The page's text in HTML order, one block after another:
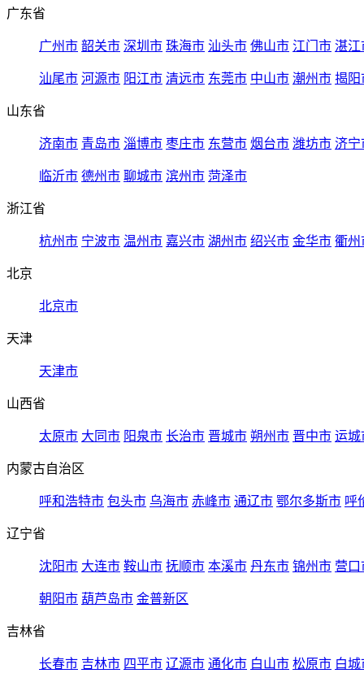
广东省
广州市 韶关市 深圳市 珠海市 汕头市 佛山市 江门市 湛江
汕尾市 河源市 阳江市 清远市 东莞市 中山市 潮州市 揭阳
山东省
济南市 青岛市 淄博市 枣庄市 东营市 烟台市 潍坊市 济宁
临沂市 德州市 聊城市 滨州市 菏泽市
浙江省
杭州市 宁波市 温州市 嘉兴市 湖州市 绍兴市 金华市 衢州
北京
北京市
天津
天津市
山西省
太原市 大同市 阳泉市 长治市 晋城市 朔州市 晋中市 运城
内蒙古自治区
呼和浩特市 包头市 乌海市 赤峰市 通辽市 鄂尔多斯市 呼
辽宁省
沈阳市 大连市 鞍山市 抚顺市 本溪市 丹东市 锦州市 营口
朝阳市 葫芦岛市 金普新区
吉林省
长春市 吉林市 四平市 辽源市 通化市 白山市 松原市 白城